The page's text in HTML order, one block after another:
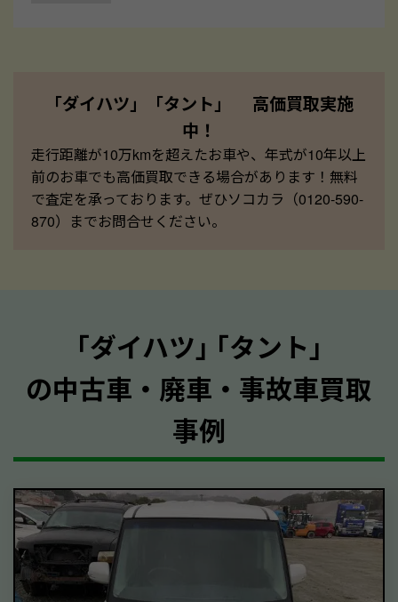
「ダイハツ」「タント」 高価買取実施
中！
走行距離が10万kmを超えたお車や、年式が10年以上
前のお車でも高価買取できる場合があります！無料
で査定を承っております。ぜひソコカラ（0120-590-
870）までお問合せください。
｢ダイハツ｣ ｢タント｣
の中古車・廃車・事故車買取
事例